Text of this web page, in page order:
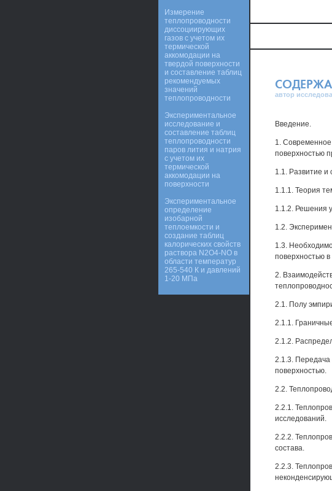
автор
Введение.
1. Современное
поверхностью
1.1. Развитие и
1.1.1. Теория
1.1.2. Решения
1.2.
1.3.
поверхностью
2.
2.1. Полу
2.1.1.
2.1.2.
2.1.3. Передача
поверхностью.
2.2.
2.2.1.
исследований.
2.2.2.
состава.
2.2.3.
Измерение
теплопроводности
диссоциирующих
газов с учетом их
термической
аккомодации на
твердой поверхности
и составление таблиц
рекомендуемых
значений
теплопроводности
Экспериментальное
исследование и
составление таблиц
теплопроводности
паров лития и натрия
с учетом их
термической
аккомодации на
поверхности
Экспериментальное
определение
изобарной
теплоемкости и
создание таблиц
калорических свойств
раствора N2O4-NO в
области температур
265-540 К и давлений
1-20 МПа